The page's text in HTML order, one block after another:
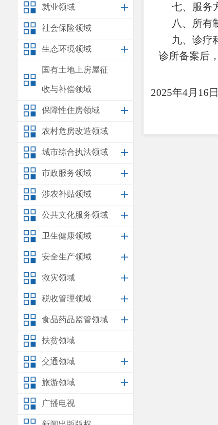
就业领域
社会保险领域
生态环境领域
国有土地上房屋征
收与补偿领域
保障性住房领域
农村危房改造领域
城市综合执法领域
市政服务领域
涉农补贴领域
公共文化服务领域
卫生健康领域
安全生产领域
救灾领域
税收管理领域
食品药品监管领域
扶贫领域
交通领域
旅游领域
广播电视
七、服务
八、所有
九、诊疗
诊所备案后
2025年4月 16